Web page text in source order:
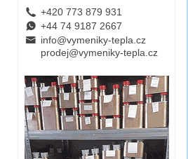
L +420 773 879 931
E +44 74 9187 2667
B info@vymeniky-tepla.cz
prodej@vymeniky-tepla.cz